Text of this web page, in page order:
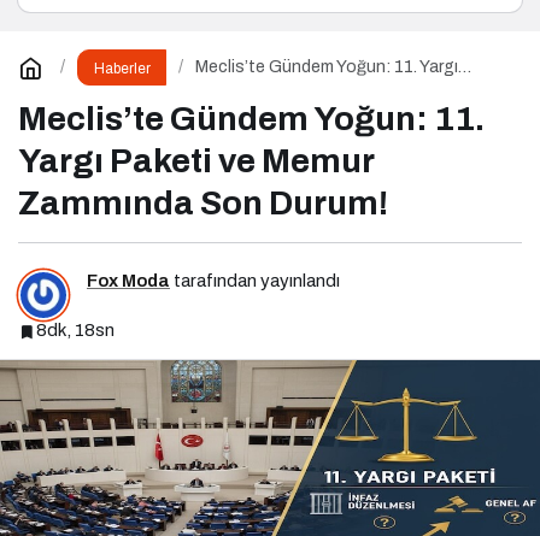
Haberler
Meclis’te Gündem Yoğun: 11. Yargı
Meclis’te Gündem Yoğun: 11.
Yargı Paketi ve Memur
Zammında Son Durum!
Fox Moda tarafından yayınlandı
8dk, 18sn